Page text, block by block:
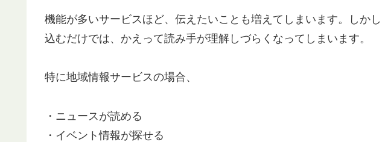
機能が多いサービスほど、伝えたいことも増えてしまいます。しか
込むだけでは、かえって読み手が理解しづらくなってしまいます。
特に地域情報サービスの場合、
・ニュースが読める
・イベント情報が探せる